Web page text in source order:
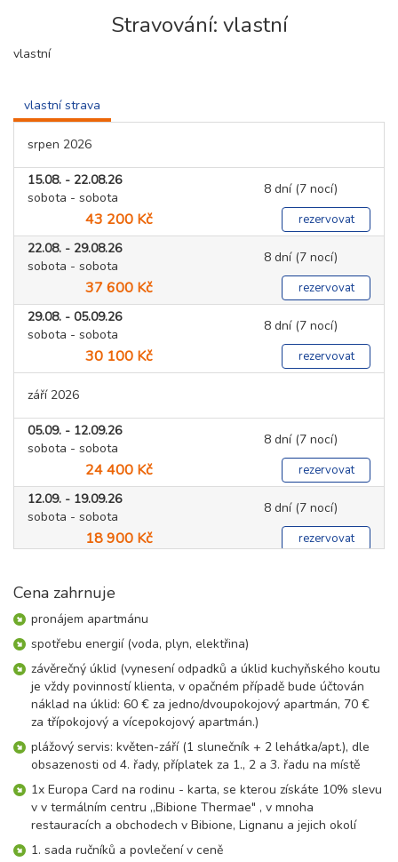
Stravování: vlastní
vlastní
vlastní strava
srpen 2026
15.08. - 22.08.26
sobota - sobota
8 dní (7 nocí)
43 200 Kč rezervovat
22.08. - 29.08.26
sobota - sobota
8 dní (7 nocí)
37 600 Kč rezervovat
29.08. - 05.09.26
sobota - sobota
8 dní (7 nocí)
30 100 Kč rezervovat
září 2026
05.09. - 12.09.26
sobota - sobota
8 dní (7 nocí)
24 400 Kč rezervovat
12.09. - 19.09.26
sobota - sobota
8 dní (7 nocí)
18 900 Kč rezervovat
sobota - sobota
18 900 Kč
26.09. - 03.10.26
sobota - sobota
18 900 Kč rezervovat
říjen 2026
03.10. - 10.10.26
sobota - sobota
8 dní (7 nocí)
18 900 Kč rezervovat
10.10. - 17.10.26
8 dní (7 nocí)
18 900 Kč
Cena zahrnuje
pronájem apartmánu
spotřebu energií (voda, plyn, elektřina)
závěrečný úklid (vynesení odpadků a úklid kuchyňského koutu
je vždy povinností klienta, v opačném případě bude účtován
náklad na úklid: 60 € za jedno/dvoupokojový apartmán, 70 €
za třípokojový a vícepokojový apartmán.)
plážový servis: květen-září (1 slunečník + 2 lehátka/apt.), dle
obsazenosti od 4. řady, příplatek za 1., 2 a 3. řadu na místě
1x Europa Card na rodinu - karta, se kterou získáte 10% slevu
v v termálním centru „Bibione Thermae" , v mnoha
restauracích a obchodech v Bibione, Lignanu a jejich okolí
1. sada ručníků a povlečení v ceně